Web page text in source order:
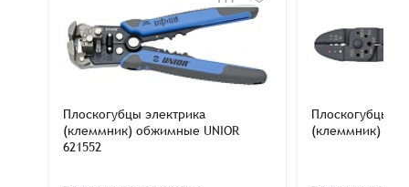
Плоскогубцы электрика
(клеммник) обжимные UNIOR
621552
Плоскогубцы
(клеммник)